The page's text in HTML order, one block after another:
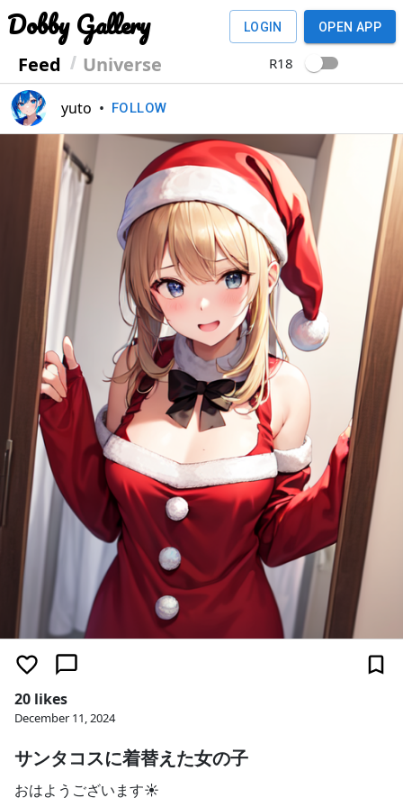
Dobby Gallery
Feed Universe
LOGIN OPEN APP
R18
yuto • FOLLOW
20 likes
December 11, 2024
サンタコスに着替えた女の子
おはようございます☀